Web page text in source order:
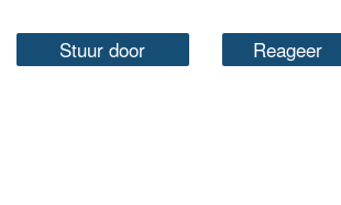
Stuur door Reageer